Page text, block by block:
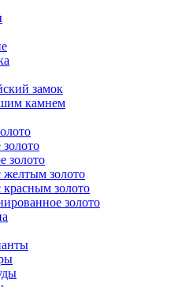
замок
камнем
золото
желтым золото
красным золото
золото